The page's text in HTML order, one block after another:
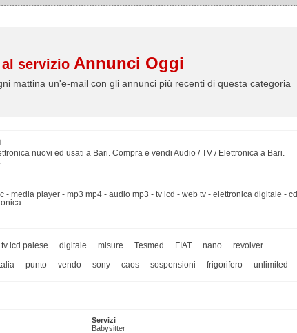
servizio Annunci Oggi
mattina un'e-mail con gli annunci più recenti di questa categoria
nuovi ed usati a Bari. Compra e vendi Audio / TV / Elettronica a Bari.
media player - mp3 mp4 - audio mp3 - tv lcd - web tv - elettronica digitale - cd
tv lcd palese digitale misure Tesmed FIAT nano
revolver
punto vendo sony caos sospensioni frigorifero unlimited
Servizi
Babysitter